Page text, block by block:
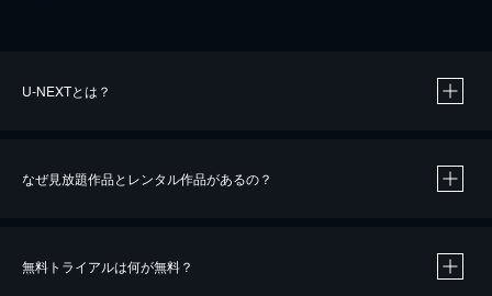
U-NEXTとは？
なぜ見放題作品とレンタル作品があるの？
無料トライアルは何が無料？